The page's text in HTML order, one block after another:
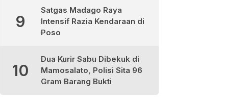
9
Satgas Madago Raya
Intensif Razia Kendaraan di
Poso
10
Dua Kurir Sabu Dibekuk di
Mamosalato, Polisi Sita 96
Gram Barang Bukti